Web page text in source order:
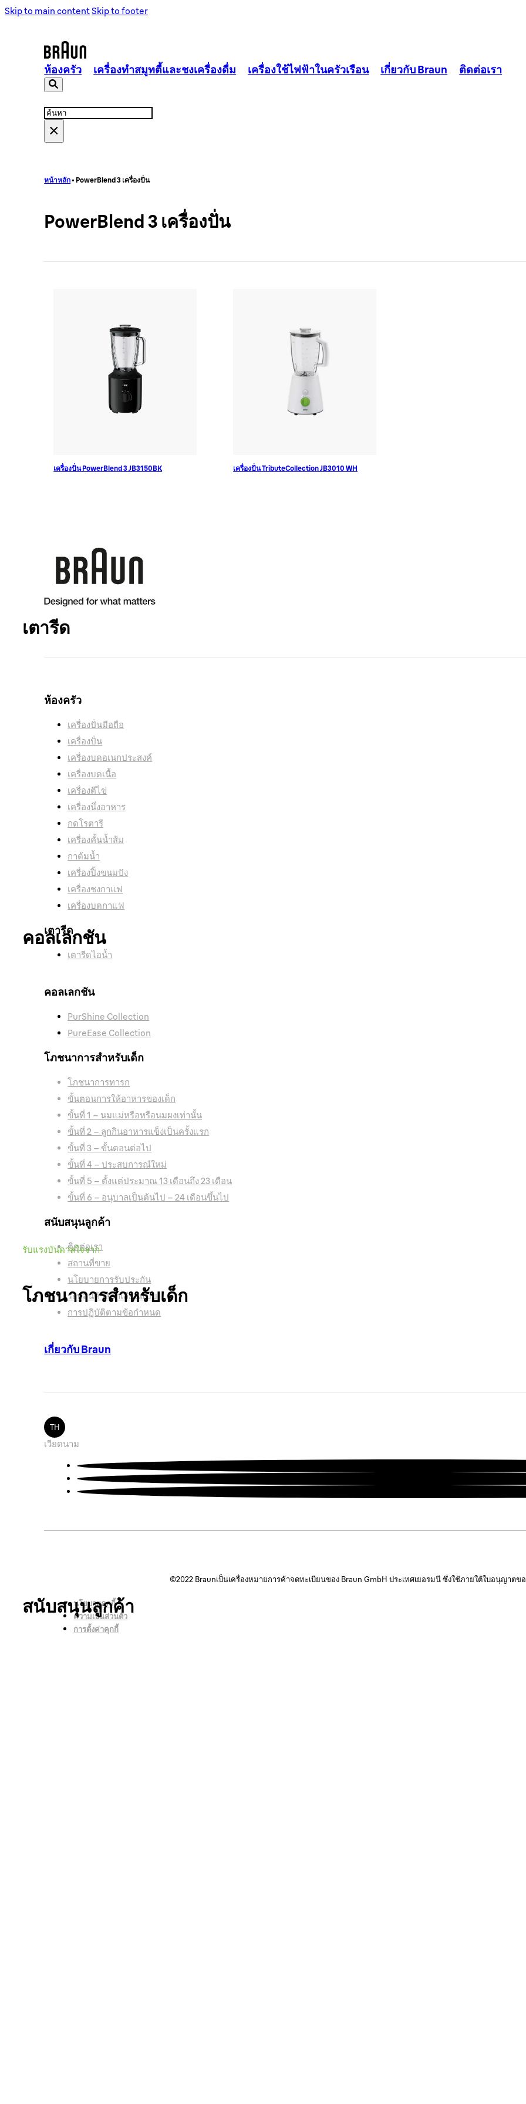
Skip to main contentSkip to footer
ห้องครัว เครื่องทำสมูทตี้และชงเครื่องดื่ม เครื่องใช้ไฟฟ้าในครัวเรือน เกี่ยวกับ Braun ติดต่อเรา
Search
...×
หน้าหลัก• PowerBlend 3 เครื่องปั่น
PowerBlend 3 เครื่องปั่น
เครื่องปั่น PowerBlend 3 JB3150BK เครื่องปั่น TributeCollection JB3010 WH
ห้องครัว
เครื่องปั่นมือถือ
เครื่องปั่น
เครื่องบดอเนกประสงค์
เครื่องบดเนื้อ
เครื่องตีไข่
เครื่องนึ่งอาหาร
กดโรตารี
เครื่องคั้นน้ำส้ม
กาต้มน้ำ
เครื่องปิ้งขนมปัง
เครื่องชงกาแฟ
เครื่องบดกาแฟ
เตารีด
เตารีดไอน้ำ
คอลเลกชัน
PurShine Collection
PureEase Collection
โภชนาการสำหรับเด็ก
โภชนาการทารก
ขั้นตอนการให้อาหารของเด็ก
ขั้นที่ 1 – นมแม่หรือหรือนมผงเท่านั้น
ขั้นที่ 2 – ลูกกินอาหารแข็งเป็นครั้งแรก
ขั้นที่ 3 – ขั้นตอนต่อไป
ขั้นที่ 4 – ประสบการณ์ใหม่
ขั้นที่ 5 – ตั้งแต่ประมาณ 13 เดือนถึง 23 เดือน
ขั้นที่ 6 – อนุบาลเป็นต้นไป – 24 เดือนขึ้นไป
สนับสนุนลูกค้า
ติดต่อเรา
สถานที่ขาย
นโยบายการรับประกัน
ระบุสินค้าลอกเลียนแบบ
การปฏิบัติตามข้อกำหนด
เกี่ยวกับ Braun
TH
เวียดนาม
©2022 Braunเป็นเครื่องหมายการค้าจดทะเบียนของ Braun GmbH ประเทศเยอรมนี ซึ่งใช้ภายใต้ใบอนุญาตขอ
นโยบายคุกกี้
ความเป็นส่วนตัว
การตั้งค่าคุกกี้
ประเภทของเครื่องปั่น
เครื่องปิ้งขนมปัง
เริ่มต้นอร่อย มีเสน่ห์สำหรับวันใหม่ของคุณ
เตารีด
ทำให้การรีดผ้ารวดเร็วและง่ายดาย
คอลเลกชัน
สัมผัสกัลผลิตภัณฑ์ของเรา
รับแรงบันดาลใจจาก
โภชนาการสำหรับเด็ก
ได้รับแรงบันดาลใจจาก
สนับสนุนลูกค้า